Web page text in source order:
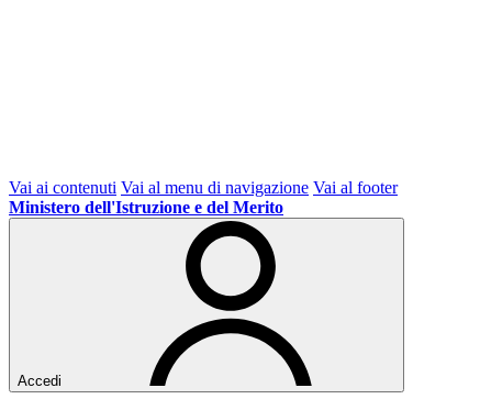
Vai ai contenuti Vai al menu di navigazione Vai al footer
Ministero dell'Istruzione e del Merito
Accedi